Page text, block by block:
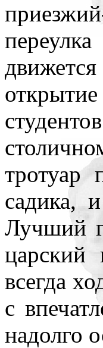
тротуар
садика,
Лучший
царский
всегда
с
надолго